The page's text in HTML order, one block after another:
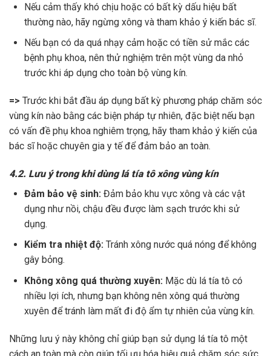
Nếu cảm thấy khó chịu hoặc có bất kỳ dấu hiệu bất
thường nào, hãy ngừng xông và tham khảo ý kiến bác sĩ.
Nếu bạn có da quá nhạy cảm hoặc có tiền sử mắc các
bệnh phụ khoa, nên thử nghiệm trên một vùng da nhỏ
trước khi áp dụng cho toàn bộ vùng kín.
=> Trước khi bắt đầu áp dụng bất kỳ phương pháp chăm sóc
vùng kín nào bằng các biện pháp tự nhiên, đặc biệt nếu bạn
có vấn đề phụ khoa nghiêm trọng, hãy tham khảo ý kiến của
bác sĩ hoặc chuyên gia y tế để đảm bảo an toàn.
4.2. Lưu ý trong khi dùng lá tía tô xông vùng kín
Đảm bảo vệ sinh: Đảm bảo khu vực xông và các vật
dụng như nồi, chậu đều được làm sạch trước khi sử
dụng.
Kiểm tra nhiệt độ: Tránh xông nước quá nóng để không
gây bỏng.
Không xông quá thường xuyên: Mặc dù lá tía tô có
nhiều lợi ích, nhưng bạn không nên xông quá thường
xuyên để tránh làm mất đi độ ẩm tự nhiên của vùng kín.
Những lưu ý này không chỉ giúp bạn sử dụng lá tía tô một